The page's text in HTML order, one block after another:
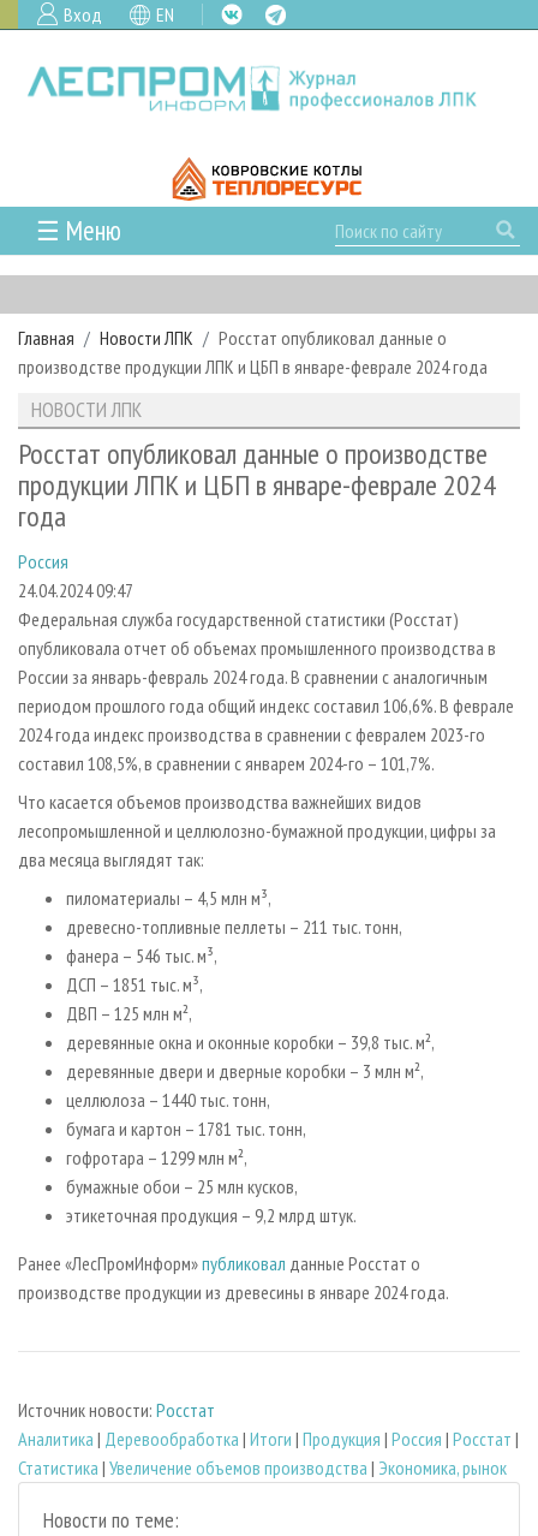
Вход EN
☰ Меню
ГЛАВНАЯ
РУБРИКИ И ТЕМЫ
РУБРИКИ ЖУРНАЛА
ЛЕСОЗАГОТОВКА
ЛЕСОПИЛЕНИЕ
ДЕРЕВООБРАБОТКА
СУШКА ДРЕВЕСИНЫ
ПРОИЗВОДСТВО ДРЕВЕСНЫХ ПЛИТ
ДЕРЕВЯННОЕ ДОМОСТРОЕНИЕ
ПРОИЗВОДСТВО МЕБЕЛИ
БИОЭНЕРГЕТИКА
ЦБП
ИНСТРУМЕНТ И МАТЕРИАЛЫ
НОВОСТИ
НОВОСТИ ЛПК
НОВОСТИ ЖУРНАЛА
НОВОСТИ КОМПАНИЙ
ПРОЕКТЫ ЛПИ
АНАЛИТИКА
ПРЕДПРИЯТИЯ ЛПК
ЛЕСНЫЕ РЕГИОНЫ РОССИИ
ПЕРСОНЫ
МОБИЛЬНЫЕ ВЫСТАВКИ
ОФИЦИАЛЬНЫЕ ДЕЛЕГАЦИИ
ПРИОРИТЕТНЫЕ ИНВЕСТПРОЕКТЫ
RUSSIAN FORESTRY REVIEW
ГАЗЕТА ЛЕСПРОМФОРУМ
БИБЛИОТЕКА СПЕЦИАЛИСТА
АРХИВ ЖУРНАЛОВ
СТАТЬИ
О ЖУРНАЛЕ
ПОДПИСКА
КОНТАКТЫ
РЕКЛАМОДАТЕЛЯМ
РЕКЛАМА
РЕКЛАМА НА САЙТЕ
Главная Новости ЛПК
Росстат опубликовал данные о
производстве продукции ЛПК и ЦБП в январе-феврале 2024 года
НОВОСТИ ЛПК
Росстат опубликовал данные о производстве
продукции ЛПК и ЦБП в январе-феврале 2024
года
Россия
24.04.2024 09:47
Федеральная служба государственной статистики (Росстат)
опубликовала отчет об объемах промышленного производства в
России за январь-февраль 2024 года. В сравнении с аналогичным
периодом прошлого года общий индекс составил 106,6%. В феврале
2024 года индекс производства в сравнении с февралем 2023-го
составил 108,5%, в сравнении с январем 2024-го – 101,7%.
Что касается объемов производства важнейших видов
лесопромышленной и целлюлозно-бумажной продукции, цифры за
два месяца выглядят так:
пиломатериалы – 4,5 млн м³,
древесно-топливные пеллеты – 211 тыс. тонн,
фанера – 546 тыс. м³,
ДСП – 1851 тыс. м³,
ДВП – 125 млн м²,
деревянные окна и оконные коробки – 39,8 тыс. м²,
деревянные двери и дверные коробки – 3 млн м²,
целлюлоза – 1440 тыс. тонн,
бумага и картон – 1781 тыс. тонн,
гофротара – 1299 млн м²,
бумажные обои – 25 млн кусков,
этикеточная продукция – 9,2 млрд штук.
Ранее «ЛесПромИнформ»публиковал данные Росстат о
производстве продукции из древесины в январе 2024 года.
Источник новости: Росстат
Аналитика | Деревообработка | Итоги | Продукция | Россия | Росстат |
Статистика | Увеличение объемов производства | Экономика, рынок
Новости по теме: